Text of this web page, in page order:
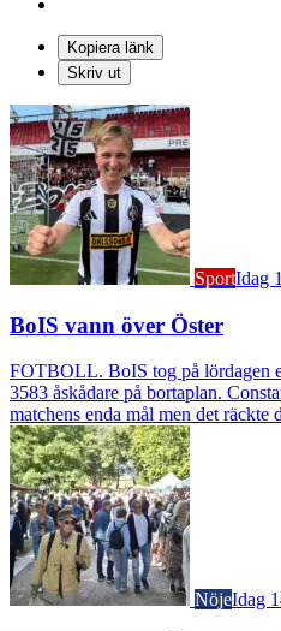
Kopiera länk
Skriv ut
SportIdag
BoIS vann över Öster
FOTBOLL. BoIS tog på lördagen
3583 åskådare på bortaplan.
matchens enda mål men det räckte
NöjeIdag